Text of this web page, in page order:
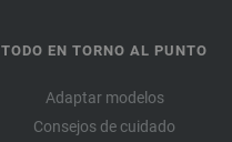
TODO EN TORNO AL PUNTO
Adaptar modelos
Consejos de cuidado